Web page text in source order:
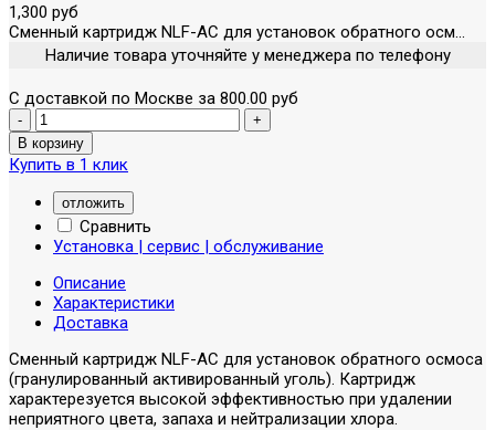
1,300 руб
Сменный картридж NLF-AC для установок обратного осм...
Наличие товара уточняйте у менеджера по телефону
С доставкой по Москве за 800.00 руб
Купить в 1 клик
отложить
Сравнить
Установка | сервис | обслуживание
Описание
Характеристики
Доставка
Сменный картридж NLF-AC для установок обратного осмоса
(гранулированный активированный уголь). Картридж
характерезуется высокой эффективностью при удалении
неприятного цвета, запаха и нейтрализации хлора.